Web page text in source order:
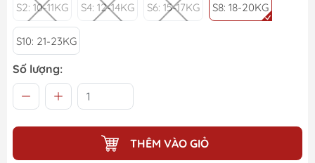
S2: 10-11KG S4: 12-14KG S6: 15-17KG S8: 18-20KG
S10: 21-23KG
Số lượng:
THÊM VÀO GIỎ